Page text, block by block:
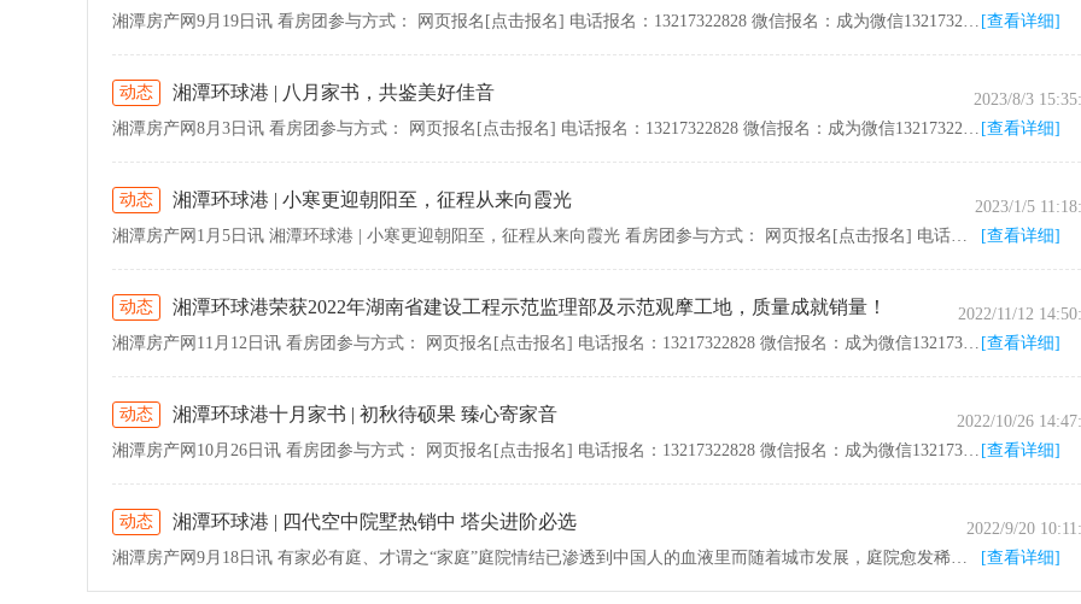
湘潭房产网9月19日讯 看房团参与方式： 网页报名[点击报名] 电话报名：13217322828 微信报名：成为微信13217322828的好友（注明团购） [查看详细]
动态 湘潭环球港 | 八月家书，共鉴美好佳音
2023/8/3
湘潭房产网8月3日讯 看房团参与方式： 网页报名[点击报名] 电话报名：13217322828 微信报名：成为微信13217322828的好友（注明团购） [查看详细]
动态 湘潭环球港 | 小寒更迎朝阳至，征程从来向霞光
2023/1/5
湘潭房产网1月5日讯 湘潭环球港 | 小寒更迎朝阳至，征程从来向霞光 看房团参与方式： 网页报名[点击报名] 电话报名：13217322828 微信报名：成为微信13217322828的好友（注明团购）
[查看详细]
动态 湘潭环球港荣获2022年湖南省建设工程示范监理部及示范观摩工地，质量成就销量！
2022/11/12
湘潭房产网11月12日讯 看房团参与方式： 网页报名[点击报名] 电话报名：13217322828 微信报名：成为微信13217322828的好友（注明团购） [查看详细]
动态 湘潭环球港十月家书 | 初秋待硕果 臻心寄家音
2022/10/26
湘潭房产网10月26日讯 看房团参与方式： 网页报名[点击报名] 电话报名：13217322828 微信报名：成为微信13217322828的好友（注明团购） [查看详细]
动态 湘潭环球港 | 四代空中院墅热销中 塔尖进阶必选
2022/9/20
湘潭房产网9月18日讯 有家必有庭、才谓之“家庭”庭院情结已渗透到中国人的血液里而随着城市发展，庭院愈发稀缺难得在湘潭市府芯、长郡旁 一种创新的空中庭院让人们在都市里圆满“院”望 项目效果图 让传统院墅另起一行 湘潭环球港，有别于传
[查看详细]